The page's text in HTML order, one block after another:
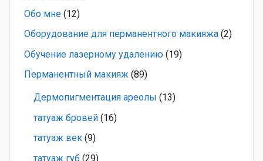
Обо мне (12)
Оборудование для перманентного макияжа (2)
Обучение лазерному удалению (19)
Перманентный макияж (89)
Дермопигментация ареолы (13)
татуаж бровей (16)
татуаж век (9)
татуаж губ (29)